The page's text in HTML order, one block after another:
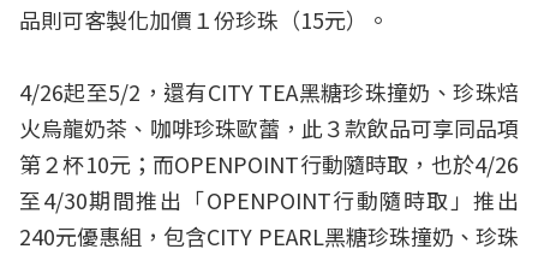
品則可客製化加價１份珍珠（15元）。
4/26起至5/2，還有CITY TEA黑糖珍珠撞奶、珍珠焙
火烏龍奶茶、咖啡珍珠歐蕾，此３款飲品可享同品項
第２杯10元；而OPENPOINT行動隨時取，也於4/26
至4/30期間推出「OPENPOINT行動隨時取」推出
240元優惠組，包含CITY PEARL黑糖珍珠撞奶、珍珠